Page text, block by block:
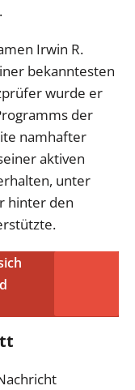
Irwin R.
bekanntesten
wurde er
der
namhafter
aktiven
unter
hinter den